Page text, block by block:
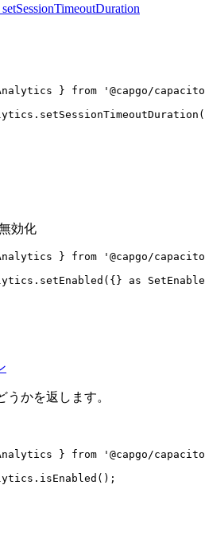
} from
'@capgo/
setSessionTimeoutDuration
効化
} from
'@capgo/
setEnabled ({} as
うかを返します。
} from
'@capgo/
isEnabled ();